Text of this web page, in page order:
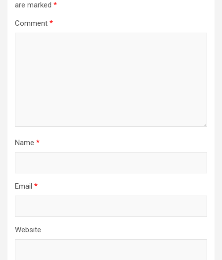
are marked *
Comment *
Name *
Email *
Website